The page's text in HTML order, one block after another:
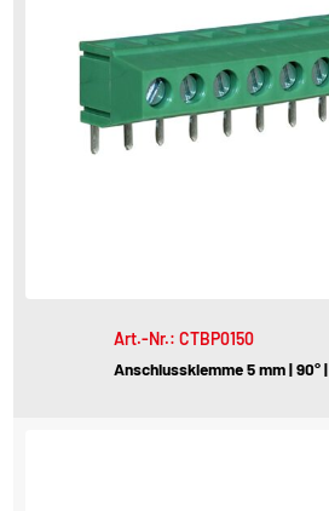
Art.-Nr.: CTBP0150
Anschlussklemme 5 mm | 90°